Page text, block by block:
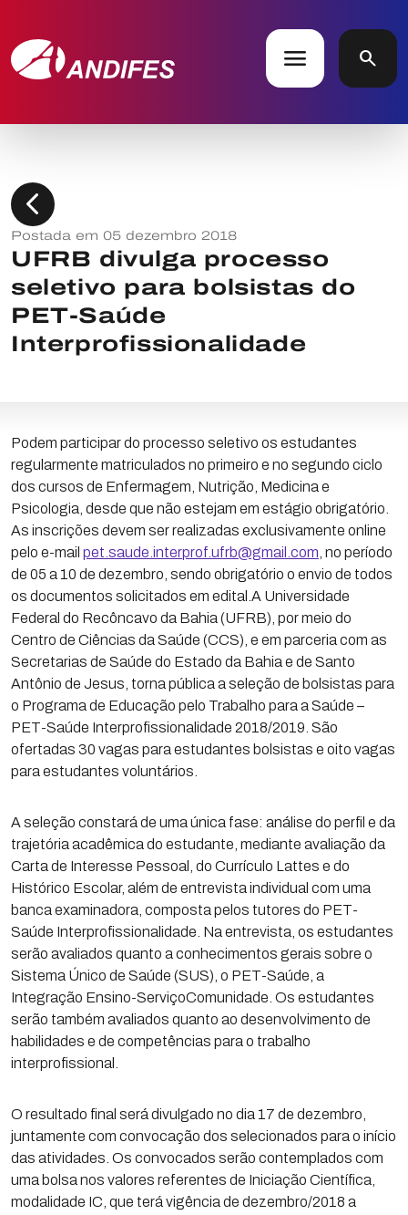
menu search
chevron_left
Postada em 05 dezembro 2018
UFRB divulga processo
seletivo para bolsistas do
PET-Saúde
Interprofissionalidade
Podem participar do processo seletivo os estudantes
regularmente matriculados no primeiro e no segundo ciclo
dos cursos de Enfermagem, Nutrição, Medicina e
Psicologia, desde que não estejam em estágio obrigatório.
As inscrições devem ser realizadas exclusivamente online
pelo e-mail pet.saude.interprof.ufrb@gmail.com , no período
de 05 a 10 de dezembro, sendo obrigatório o envio de todos
os documentos solicitados em edital.A Universidade
Federal do Recôncavo da Bahia (UFRB), por meio do
Centro de Ciências da Saúde (CCS), e em parceria com as
Secretarias de Saúde do Estado da Bahia e de Santo
Antônio de Jesus, torna pública a seleção de bolsistas para
o Programa de Educação pelo Trabalho para a Saúde –
PET-Saúde Interprofissionalidade 2018/2019. São
ofertadas 30 vagas para estudantes bolsistas e oito vagas
para estudantes voluntários.
A seleção constará de uma única fase: análise do perfil e da
trajetória acadêmica do estudante, mediante avaliação da
Carta de Interesse Pessoal, do Currículo Lattes e do
Histórico Escolar, além de entrevista individual com uma
banca examinadora, composta pelos tutores do PET-
Saúde Interprofissionalidade. Na entrevista, os estudantes
serão avaliados quanto a conhecimentos gerais sobre o
Sistema Único de Saúde (SUS), o PET-Saúde, a
Integração Ensino-ServiçoComunidade. Os estudantes
serão também avaliados quanto ao desenvolvimento de
habilidades e de competências para o trabalho
interprofissional.
O resultado final será divulgado no dia 17 de dezembro,
juntamente com convocação dos selecionados para o início
das atividades. Os convocados serão contemplados com
uma bolsa nos valores referentes de Iniciação Científica,
modalidade IC, que terá vigência de dezembro/2018 a